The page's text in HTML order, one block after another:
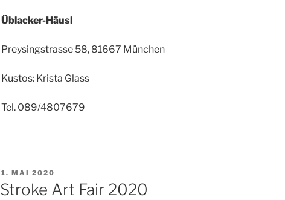
Üblacker-Häusl
Preysingstrasse 58, 81667 München
Kustos: Krista Glass
Tel. 089/4807679
VERÖFFENTLICHT
AM
1. MAI 2020
Stroke Art Fair 2020